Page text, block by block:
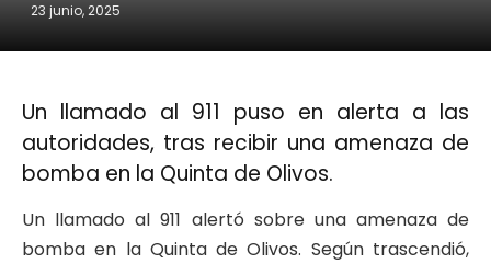
23 junio, 2025
Un llamado al 911 puso en alerta a las
autoridades, tras recibir una amenaza de
bomba en la Quinta de Olivos.
Un llamado al 911 alertó sobre una amenaza de
bomba en la Quinta de Olivos. Según trascendió,